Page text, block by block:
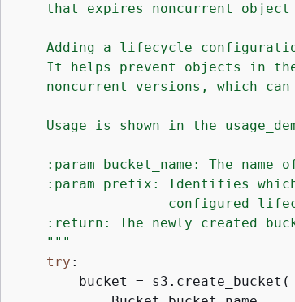
that expires noncurrent
Adding a lifecycle
It helps prevent objects in
noncurrent versions, which can
Usage is shown in the
:param bucket_name: The name
:param prefix: Identifies
configured
:return: The newly created
    """
try :
        bucket = s3.create_bucket(